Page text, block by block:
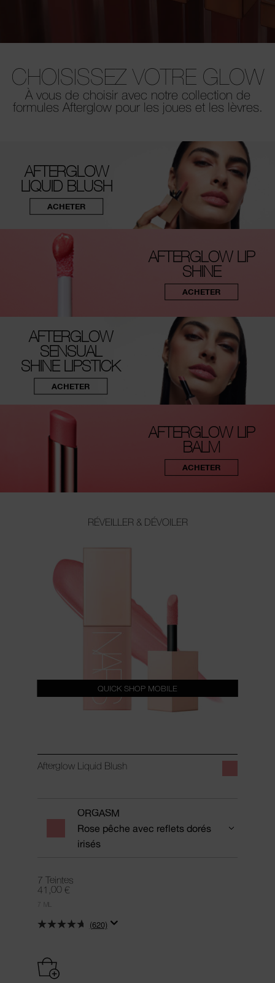
CHOISISSEZ VOTRE GLOW
À vous de choisir avec notre collection de
formules Afterglow pour les joues et les lèvres.
AFTERGLOW
LIQUID BLUSH
ACHETER
AFTERGLOW LIP
SHINE
ACHETER
AFTERGLOW
SENSUAL
SHINE LIPSTICK
ACHETER
AFTERGLOW LIP
BALM
ACHETER
RÉVEILLER & DÉVOILER
QUICK SHOP MOBILE
(620)
Afterglow Liquid Blush
ORGASM
Rose pêche avec reflets dorés
irisés
7 Teintes
41,00 €
7 ML